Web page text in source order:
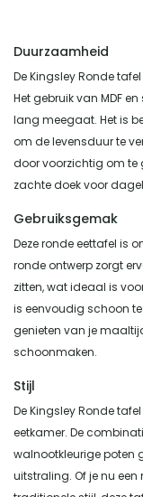
Duurzaamheid
De Kingsley Ronde
Het gebruik van MDF
lang meegaat. Het is
om de levensduur te
door voorzichtig om te
zachte doek voor
Gebruiksgemak
Deze ronde eettafel is
ronde ontwerp zorgt
zitten, wat ideaal is
is eenvoudig schoon
genieten van je
schoonmaken.
Stijl
De Kingsley Ronde
eetkamer. De
walnootkleurige poten
uitstraling. Of je nu